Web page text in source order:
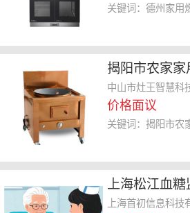
关键词：德州家用
揭阳市农家家
市灶王智慧科
中山市灶王智慧科
价格面议
关键词：揭阳市农
上海松江血
首初信息科技
上海首初信息科技